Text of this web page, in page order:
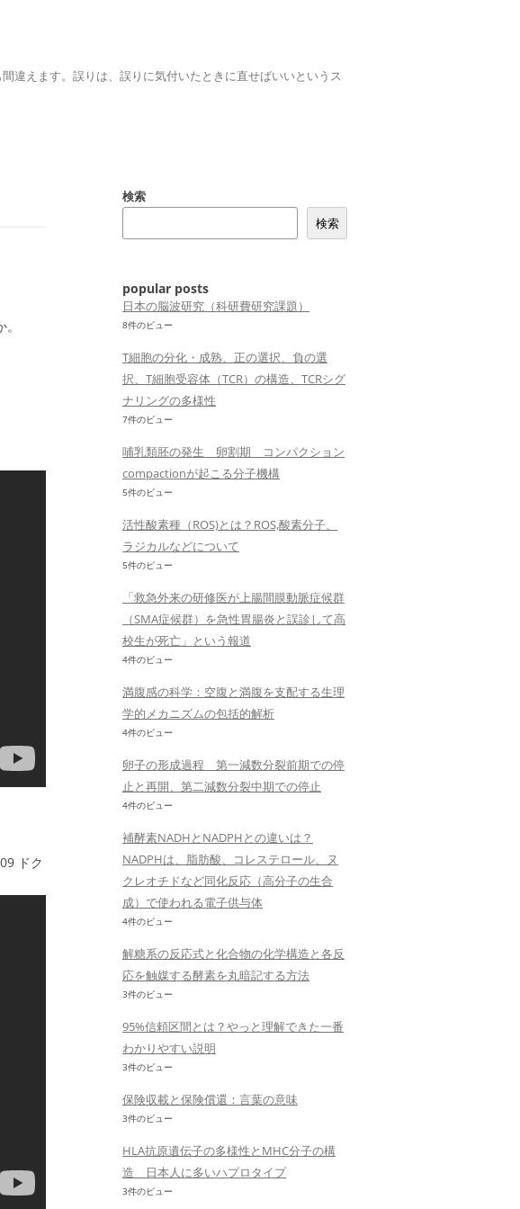
違えます。誤りは、誤りに気付いたときに直せばいいというス
ドク
検索
検索
popular posts
日本の脳波研究（科研費研究課題）
8件のビュー
T細胞の分化・成熟、正の選択、負の選
択、T細胞受容体（TCR）の構造、TCRシグ
ナリングの多様性
7件のビュー
哺乳類胚の発生 卵割期 コンパクション
compactionが起こる分子機構
5件のビュー
活性酸素種（ROS)とは？ROS,酸素分子、
ラジカルなどについて
5件のビュー
「救急外来の研修医が上腸間膜動脈症候群
（SMA症候群）を急性胃腸炎と誤診して高
校生が死亡」という報道
4件のビュー
満腹感の科学：空腹と満腹を支配する生理
学的メカニズムの包括的解析
4件のビュー
卵子の形成過程 第一減数分裂前期での停
止と再開、第二減数分裂中期での停止
4件のビュー
補酵素NADHとNADPHとの違いは？
NADPHは、脂肪酸、コレステロール、ヌ
クレオチドなど同化反応（高分子の生合
成）で使われる電子供与体
4件のビュー
解糖系の反応式と化合物の化学構造と各反
応を触媒する酵素を丸暗記する方法
3件のビュー
95%信頼区間とは？やっと理解できた一番
わかりやすい説明
3件のビュー
保険収載と保険償還：言葉の意味
3件のビュー
HLA抗原遺伝子の多様性とMHC分子の構
造 日本人に多いハプロタイプ
3件のビュー